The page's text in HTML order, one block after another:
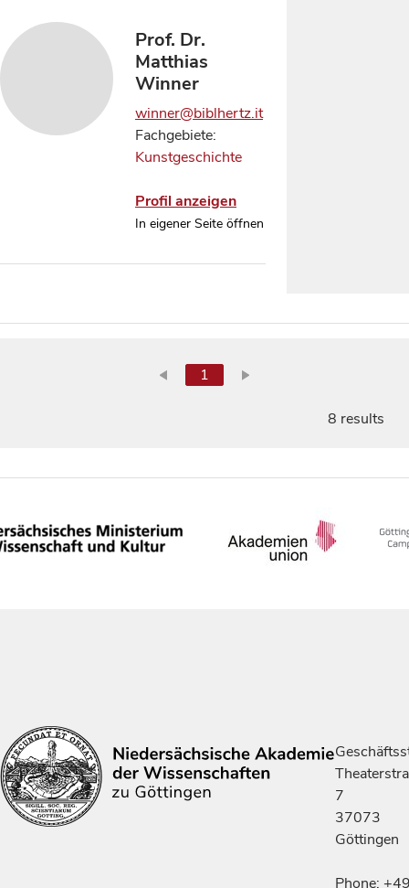
Prof. Dr.
Matthias
Winner
winner@biblhertz.it
Fachgebiete:
Kunstgeschichte
Profil anzeigen
In eigener Seite öffnen
1
8 results
7
37073
Göttingen
Phone: